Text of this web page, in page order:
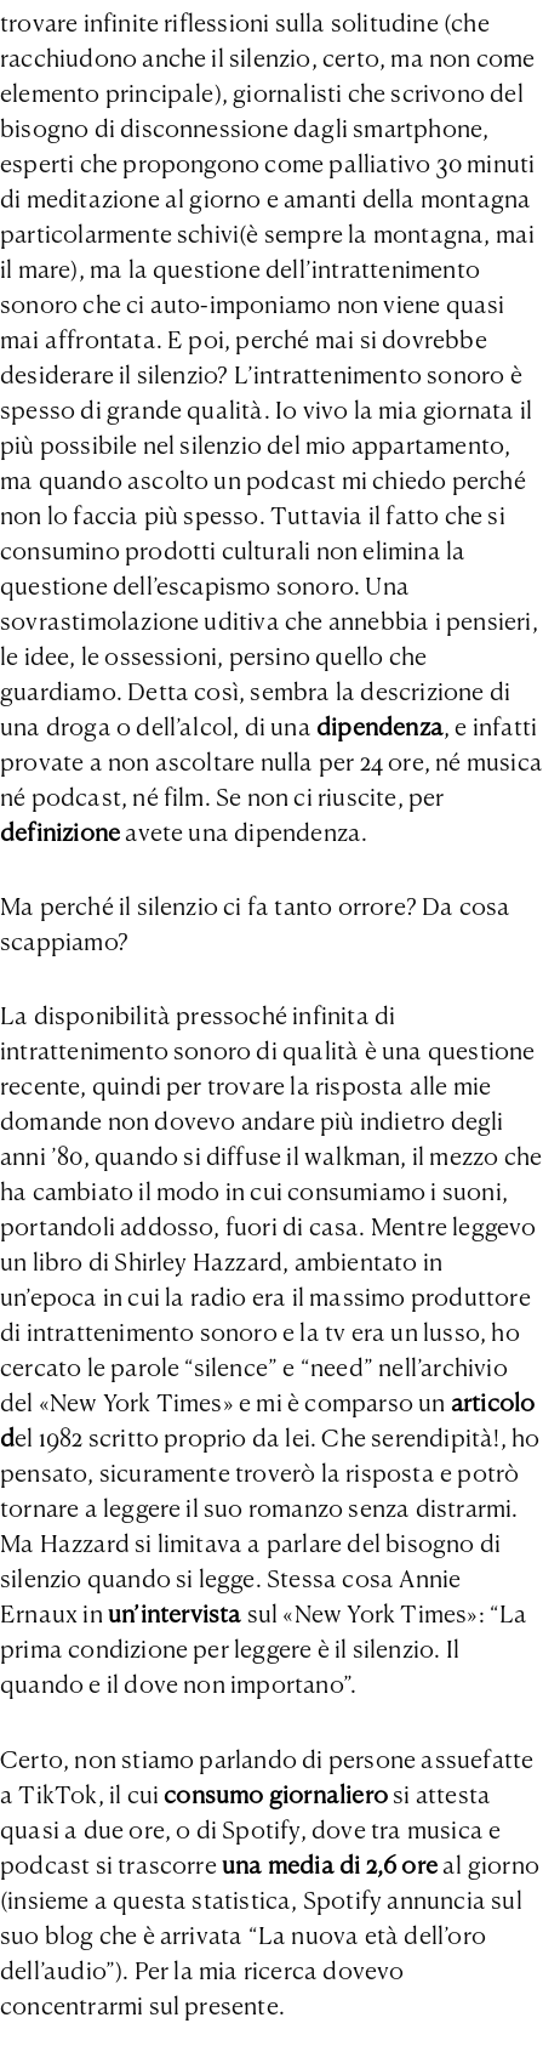
trovare infinite riflessioni sulla solitudine (che
racchiudono anche il silenzio, certo, ma non come
elemento principale), giornalisti che scrivono del
bisogno di disconnessione dagli smartphone,
esperti che propongono come palliativo 30 minuti
di meditazione al giorno e amanti della montagna
particolarmente schivi(è sempre la montagna, mai
il mare), ma la questione dell’intrattenimento
sonoro che ci auto-imponiamo non viene quasi
mai affrontata. E poi, perché mai si dovrebbe
desiderare il silenzio? L’intrattenimento sonoro è
spesso di grande qualità. Io vivo la mia giornata il
più possibile nel silenzio del mio appartamento,
ma quando ascolto un podcast mi chiedo perché
non lo faccia più spesso. Tuttavia il fatto che si
consumino prodotti culturali non elimina la
questione dell’escapismo sonoro. Una
sovrastimolazione uditiva che annebbia i pensieri,
le idee, le ossessioni, persino quello che
guardiamo. Detta così, sembra la descrizione di
una droga o dell’alcol, di una dipendenza, e infatti
provate a non ascoltare nulla per 24 ore, né musica
né podcast, né film. Se non ci riuscite, per
definizione avete una dipendenza.
Ma perché il silenzio ci fa tanto orrore? Da cosa
scappiamo?
La disponibilità pressoché infinita di
intrattenimento sonoro di qualità è una questione
recente, quindi per trovare la risposta alle mie
domande non dovevo andare più indietro degli
anni ’80, quando si diffuse il walkman, il mezzo che
ha cambiato il modo in cui consumiamo i suoni,
portandoli addosso, fuori di casa. Mentre leggevo
un libro di Shirley Hazzard, ambientato in
un’epoca in cui la radio era il massimo produttore
di intrattenimento sonoro e la tv era un lusso, ho
cercato le parole “silence” e “need” nell’archivio
del «New York Times» e mi è comparso un articolo
del 1982 scritto proprio da lei. Che serendipità!, ho
pensato, sicuramente troverò la risposta e potrò
tornare a leggere il suo romanzo senza distrarmi.
Ma Hazzard si limitava a parlare del bisogno di
silenzio quando si legge. Stessa cosa Annie
Ernaux in un’intervista sul «New York Times»: “La
prima condizione per leggere è il silenzio. Il
quando e il dove non importano”.
Certo, non stiamo parlando di persone assuefatte
a TikTok, il cuiconsumo giornalierosi attesta
quasi a due ore, o di Spotify, dove tra musica e
podcast si trascorreuna media di 2,6 oreal giorno
(insieme a questa statistica, Spotify annuncia sul
suo blog che è arrivata “La nuova età dell’oro
dell’audio”). Per la mia ricerca dovevo
concentrarmi sul presente.